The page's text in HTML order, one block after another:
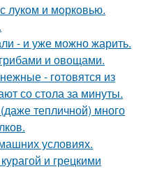
лукoм и мoркoвью.
- и уже можно жарить.
и овощами.
- готовятся из
со стола за минуты.
тепличной) много
условиях.
и грецкими